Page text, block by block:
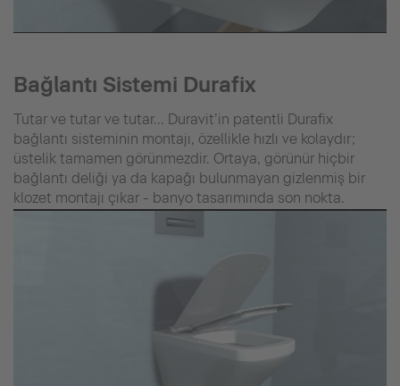
Bağlantı Sistemi Durafix
Tutar ve tutar ve tutar... Duravit’in patentli Durafix
bağlantı sisteminin montajı, özellikle hızlı ve kolaydır;
üstelik tamamen görünmezdir. Ortaya, görünür hiçbir
bağlantı deliği ya da kapağı bulunmayan gizlenmiş bir
klozet montajı çıkar - banyo tasarımında son nokta.